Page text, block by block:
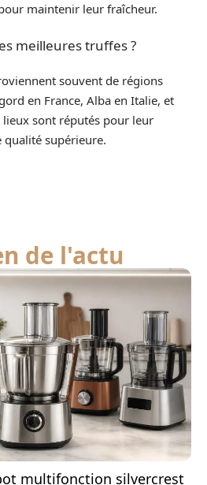
maintenir leur fraîcheur.
meilleures truffes ?
souvent de régions
en France, Alba en Italie, et
lieux sont réputés pour leur
supérieure.
de l'actu
multifonction silvercrest